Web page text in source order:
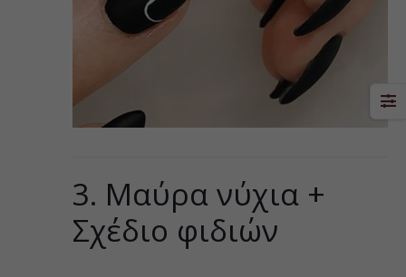
3. Μαύρα νύχια +
Σχέδιο φιδιών